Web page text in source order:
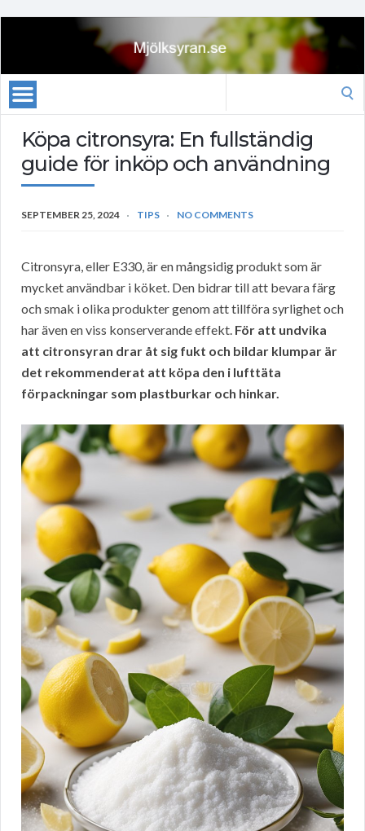
Köpa citronsyra: En fullständig
guide för inköp och användning
SEPTEMBER 25, 2024 TIPS NO COMMENTS
Citronsyra, eller E330, är en mångsidig produkt som är
mycket användbar i köket. Den bidrar till att bevara färg
och smak i olika produkter genom att tillföra syrlighet och
har även en viss konserverande effekt. För att undvika
att citronsyran drar åt sig fukt och bildar klumpar är
det rekommenderat att köpa den i lufttäta
förpackningar som plastburkar och hinkar.